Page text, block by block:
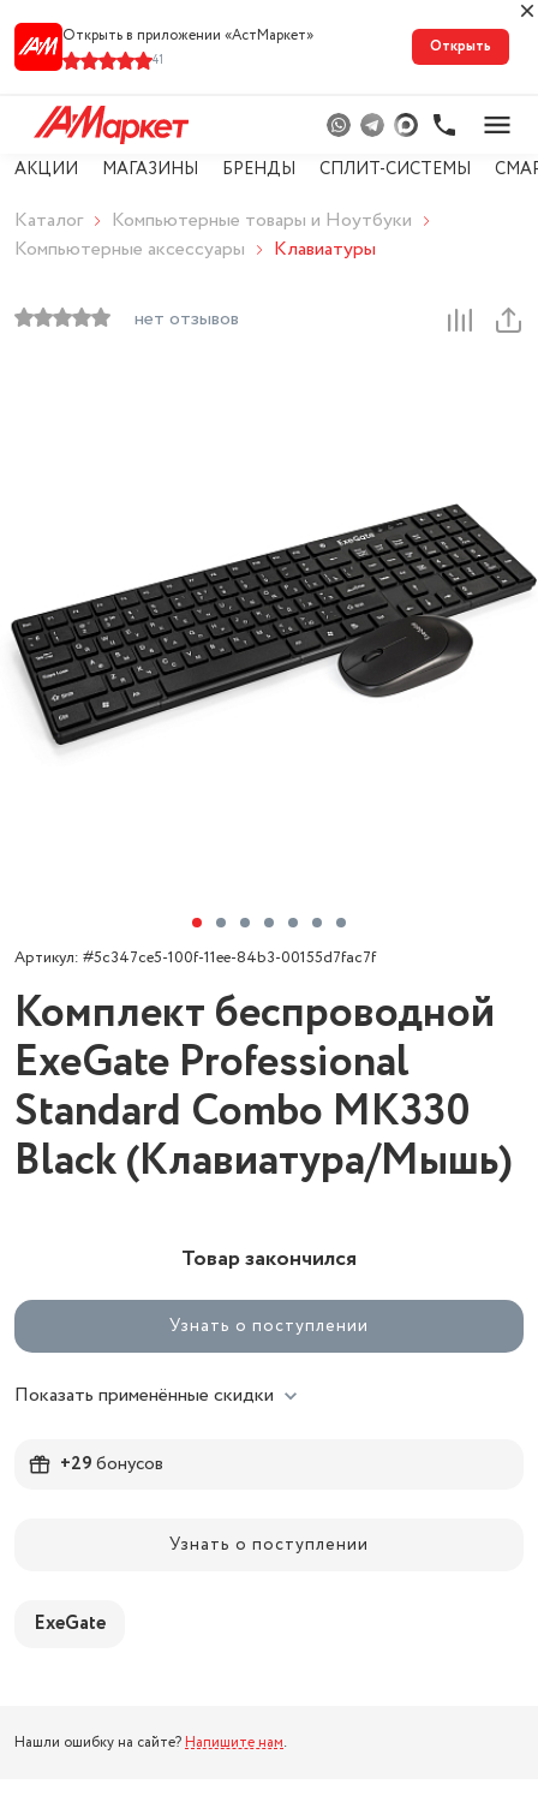
Открыть в приложении «АстМарке‪т‬»
41
Открыть
АКЦИИ МАГАЗИНЫ БРЕНДЫ СПЛИТ-СИСТЕМЫ
Каталог
Компьютерные товары и Ноутбуки
Компьютерные аксессуары
Клавиатуры
нет отзывов
Артикул: #5c347ce5-100f-11ee-84b3-00155d7fac7f
Комплект беспроводной
ExeGate Professional
Standard Combo MK330
Black (Клавиатура/Мышь)
Товар закончился
Узнать о поступлении
Показать применённые скидки
+29бонусов
Узнать о поступлении
ExeGate
Нашли ошибку на сайте? Напишите нам.